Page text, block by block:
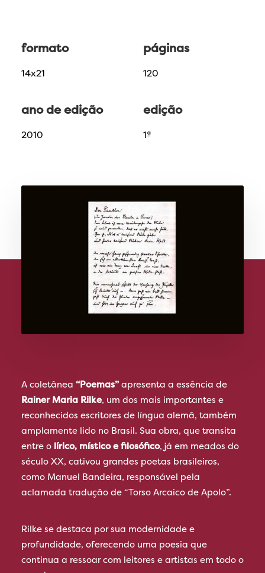
formato
14x21
páginas
120
ano de edição
2010
edição
1ª
A coletânea “Poemas”apresenta a essência de
Rainer Maria Rilke, um dos mais importantes e
reconhecidos escritores de língua alemã, também
amplamente lido no Brasil. Sua obra, que transita
entre o lírico, místico e filosófico, já em meados do
século XX, cativou grandes poetas brasileiros,
como Manuel Bandeira, responsável pela
aclamada tradução de “Torso Arcaico de Apolo”.
Rilke se destaca por sua modernidade e
profundidade, oferecendo uma poesia que
continua a ressoar com leitores e artistas em todo o